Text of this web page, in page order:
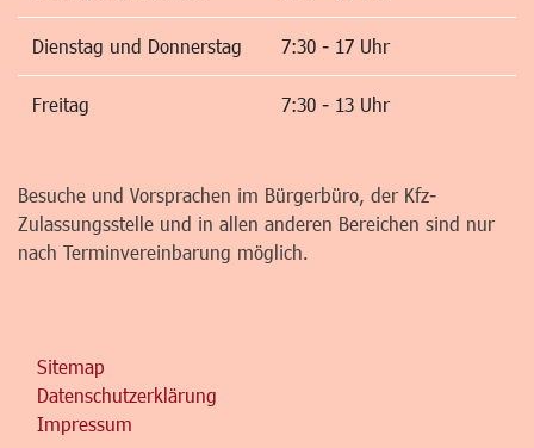
Dienstag und Donnerstag 7:30 - 17 Uhr
Freitag 7:30 - 13 Uhr
Besuche und Vorsprachen im Bürgerbüro, der Kfz-
Zulassungsstelle und in allen anderen Bereichen sind nur
nach Terminvereinbarung möglich.
Sitemap
Datenschutzerklärung
Impressum